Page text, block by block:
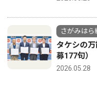
さがみはら
タケシの
募177句）
2026.05.28